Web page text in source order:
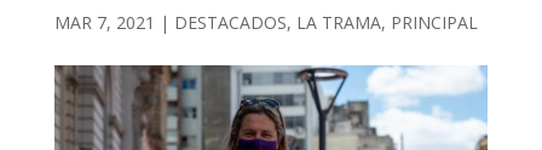
MAR 7, 2021 | DESTACADOS, LA TRAMA, PRINCIPAL